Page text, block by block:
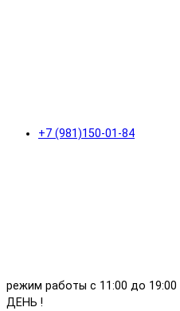
+7 (981)150-01-84
режим работы с 11:00 до
ДЕНЬ !